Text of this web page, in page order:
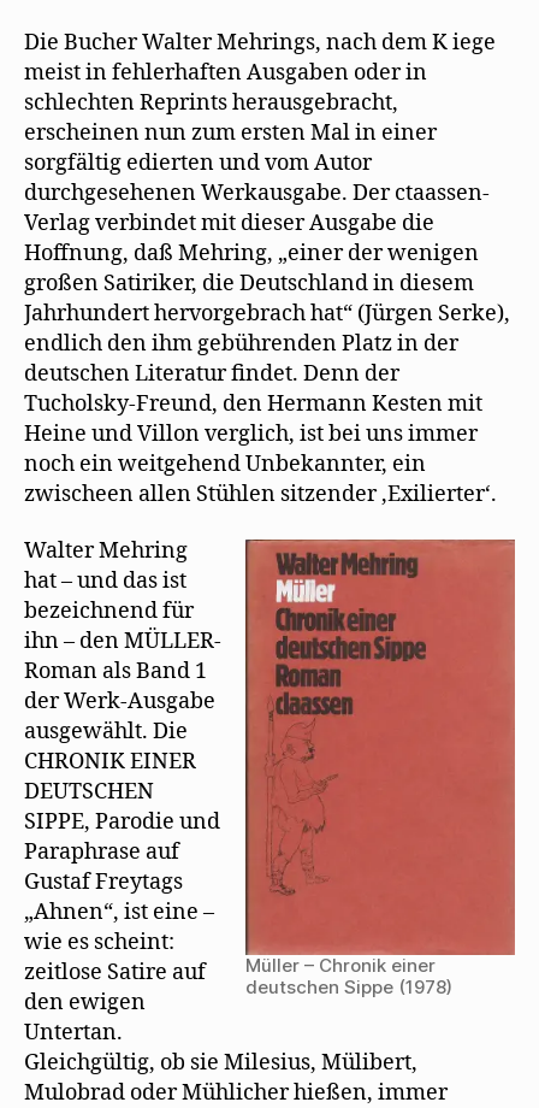
Die Bucher Walter Mehrings, nach dem K iege
meist in fehlerhaften Ausgaben oder in
schlechten Reprints herausgebracht,
erscheinen nun zum ersten Mal in einer
sorgfältig edierten und vom Autor
durchgesehenen Werkausgabe. Der ctaassen-
Verlag verbindet mit dieser Ausgabe die
Hoffnung, daß Mehring, „einer der wenigen
großen Satiriker, die Deutschland in diesem
Jahrhundert hervorgebrach hat“ (Jürgen Serke),
endlich den ihm gebührenden Platz in der
deutschen Literatur findet. Denn der
Tucholsky-Freund, den Hermann Kesten mit
Heine und Villon verglich, ist bei uns immer
noch ein weitgehend Unbekannter, ein
zwischeen allen Stühlen sitzender ‚Exilierter‘.
Müller – Chronik einer
deutschen Sippe (1978)
Walter Mehring
hat – und das ist
bezeichnend für
ihn – den MÜLLER-
Roman als Band 1
der Werk-Ausgabe
ausgewählt. Die
CHRONIK EINER
DEUTSCHEN
SIPPE, Parodie und
Paraphrase auf
Gustaf Freytags
„Ahnen“, ist eine –
wie es scheint:
zeitlose Satire auf
den ewigen
Untertan.
Gleichgültig, ob sie Milesius, Mülibert,
Mulobrad oder Mühlicher hießen, immer